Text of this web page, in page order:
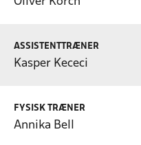
ASSISTENTTRÆNER
Kasper Kececi
FYSISK TRÆNER
Annika Bell